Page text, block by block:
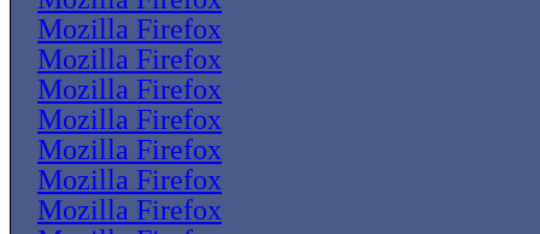
Mozilla Firefox
Mozilla Firefox
Mozilla Firefox
Mozilla Firefox
Mozilla Firefox
Mozilla Firefox
Mozilla Firefox